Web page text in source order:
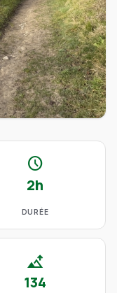
schedule
2h
DURÉE
altitude
134